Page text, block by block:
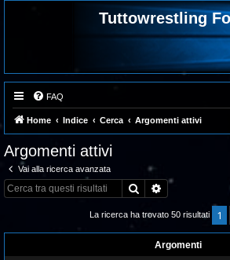
Tuttowrestling
FAQ
Home Indice Cerca Argomenti attivi
Argomenti attivi
Vai alla ricerca avanzata
Cerca Ricerca
La ricerca ha trovato 50 risultati 1
Argomenti